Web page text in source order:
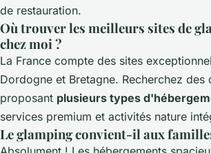
de restauration.
Où trouver les meilleurs sites de
chez moi ?
La France compte des sites
Dordogne et Bretagne. Recherchez des
proposant plusieurs types
services premium et activités nature
Le glamping convient-il aux